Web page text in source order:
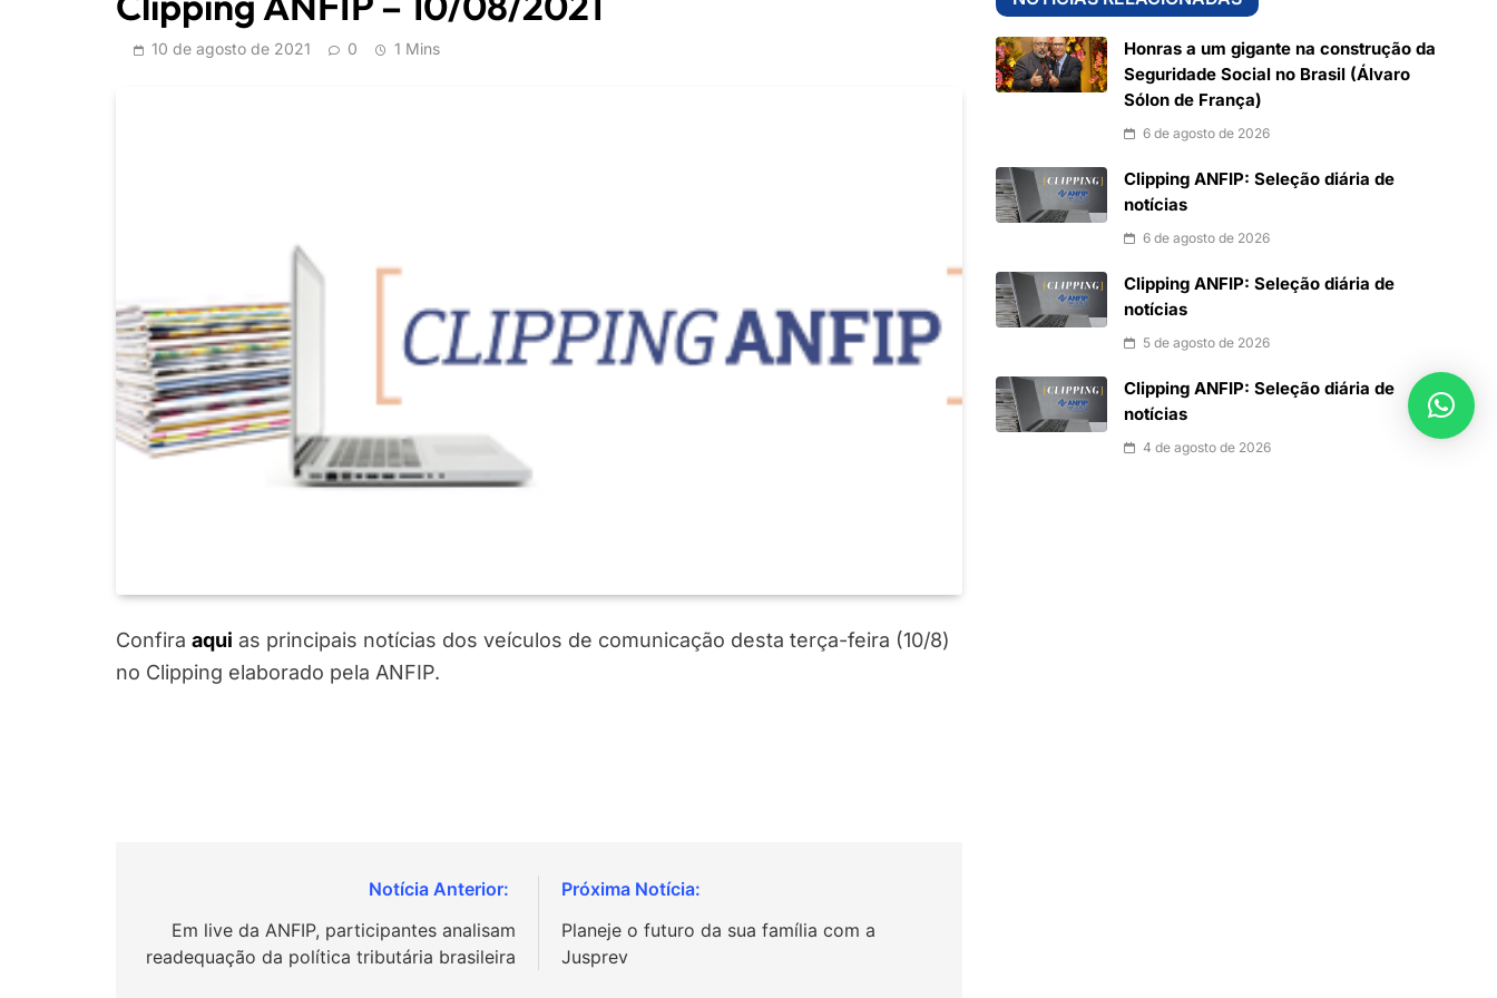
10 de agosto de 2021 0 1 Mins
Confira aqui as principais notícias dos veículos de comunicação desta terça-feira (10/8)
no Clipping elaborado pela ANFIP.
Post
Em live da ANFIP, participantes analisam
readequação da política tributária brasileira
Planeje o futuro da sua família com a
Jusprev
Honras a um gigante na construção da
Seguridade Social no Brasil (Álvaro
Sólon de França)
6 de agosto de 2026
Clipping ANFIP: Seleção diária de
notícias
6 de agosto de 2026
Clipping ANFIP: Seleção diária de
notícias
5 de agosto de 2026
Clipping ANFIP: Seleção diária de
notícias
4 de agosto de 2026